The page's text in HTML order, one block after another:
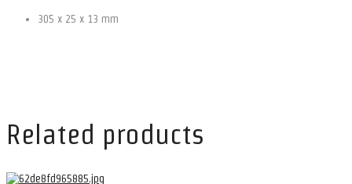
305 x 25 x 13 mm
Related products